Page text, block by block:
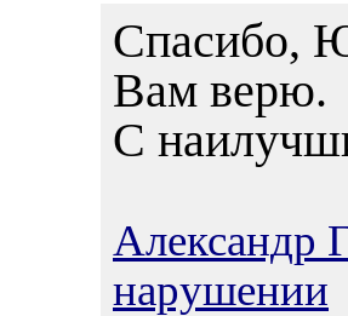
Спасибо,
Вам верю.
С
Александр
нарушении